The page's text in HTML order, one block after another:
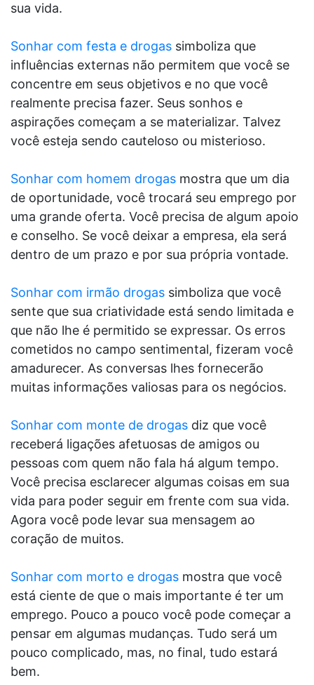
sua vida.
Sonhar com festa e drogas simboliza que
influências externas não permitem que você se
concentre em seus objetivos e no que você
realmente precisa fazer. Seus sonhos e
aspirações começam a se materializar. Talvez
você esteja sendo cauteloso ou misterioso.
Sonhar com homem drogas mostra que um dia
de oportunidade, você trocará seu emprego por
uma grande oferta. Você precisa de algum apoio
e conselho. Se você deixar a empresa, ela será
dentro de um prazo e por sua própria vontade.
Sonhar com irmão drogas simboliza que você
sente que sua criatividade está sendo limitada e
que não lhe é permitido se expressar. Os erros
cometidos no campo sentimental, fizeram você
amadurecer. As conversas lhes fornecerão
muitas informações valiosas para os negócios.
Sonhar com monte de drogas diz que você
receberá ligações afetuosas de amigos ou
pessoas com quem não fala há algum tempo.
Você precisa esclarecer algumas coisas em sua
vida para poder seguir em frente com sua vida.
Agora você pode levar sua mensagem ao
coração de muitos.
Sonhar com morto e drogas mostra que você
está ciente de que o mais importante é ter um
emprego. Pouco a pouco você pode começar a
pensar em algumas mudanças. Tudo será um
pouco complicado, mas, no final, tudo estará
bem.